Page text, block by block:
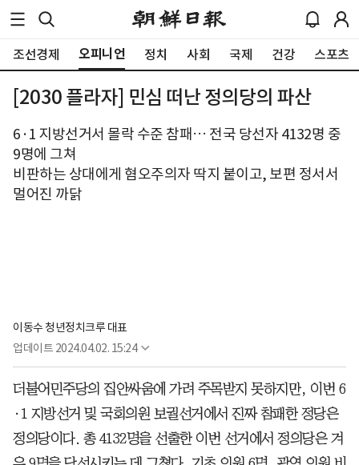
조선경제 오피니언 정치 사회 국제 건강 스포츠
[2030 플라자] 민심 떠난 정의당의 파산
6·1 지방선거서 몰락 수준 참패… 전국 당선자 4132명 중
9명에 그쳐
비판하는 상대에게 혐오주의자 딱지 붙이고, 보편 정서서
멀어진 까닭
이동수 청년정치크루 대표
업데이트 2024.04.02. 15:24
더불어민주당의 집안싸움에 가려 주목받지 못하지만, 이번 6
·1 지방선거 및 국회의원 보궐선거에서 진짜 참패한 정당은
정의당이다. 총 4132명을 선출한 이번 선거에서 정의당은 겨